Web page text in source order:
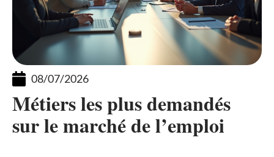
08/07/2026
Métiers les plus demandés
sur le marché de l’emploi